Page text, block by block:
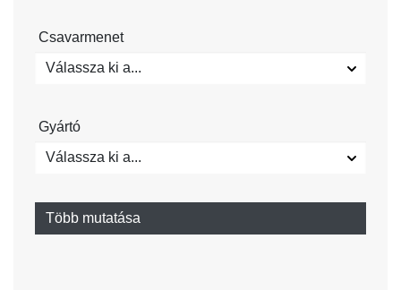
Csavarmenet
Válassza ki a...
Gyártó
Válassza ki a...
Több mutatása